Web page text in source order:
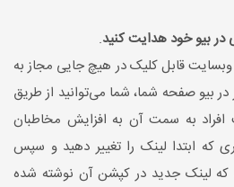
در بیو خود هدایت کنید.
‌قابل کلیک در هیچ جایی مجاز به
در بیو صفحه شما، شما می‌توانید از طریق
افراد به سمت آن به افزایش مخاطبان
که ابتدا لینک را تغییر دهید و سپس
که لینک جدید در کپشن آن نوشته شده